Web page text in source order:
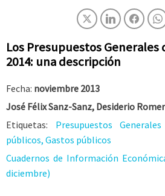
Los Presupuestos Generales
2014: una descripción
Fecha: noviembre 2013
José Félix Sanz-Sanz, Desiderio
Etiquetas: Presupuestos
públicos, Gastos públicos
Cuadernos de Información
diciembre)